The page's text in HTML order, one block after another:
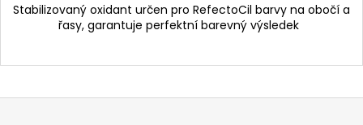
Stabilizovaný oxidant určen pro RefectoCil barvy na obočí a
řasy, garantuje perfektní barevný výsledek
Z